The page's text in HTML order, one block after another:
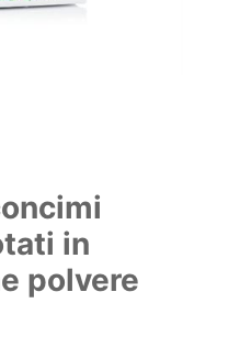
in
polvere